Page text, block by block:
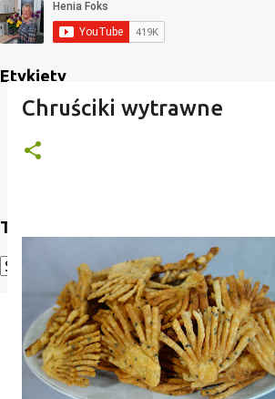
Etykiety
Translate
Powered by Translate
Chruściki wytrawne